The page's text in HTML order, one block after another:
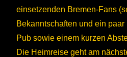
einsetzenden Bremen-Fans
Bekanntschaften und ein
Pub sowie einem kurzen
Die Heimreise geht am